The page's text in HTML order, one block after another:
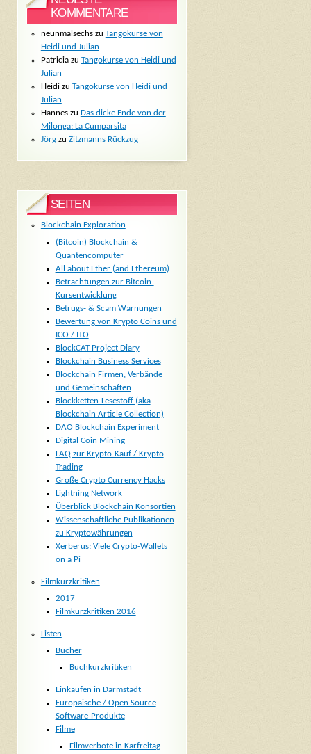
KOMMENTARE
neunmalsechszu Tangokurse von
Heidi und Julian
Patriciazu Tangokurse von Heidi und
Julian
Heidizu Tangokurse von Heidi und
Julian
Hanneszu Das dicke Ende von der
Milonga: La Cumparsita
Jörgzu Zitzmanns Rückzug
SEITEN
Blockchain Exploration
(Bitcoin) Blockchain &
Quantencomputer
All about Ether (and Ethereum)
Betrachtungen zur Bitcoin-
Kursentwicklung
Betrugs- & Scam Warnungen
Bewertung von Krypto Coins und
ICO / ITO
BlockCAT Project Diary
Blockchain Business Services
Blockchain Firmen, Verbände
und Gemeinschaften
Blockketten-Lesestoff (aka
Blockchain Article Collection)
DAO Blockchain Experiment
Digital Coin Mining
FAQ zur Krypto-Kauf / Krypto
Trading
Große Crypto Currency Hacks
Lightning Network
Überblick Blockchain Konsortien
Wissenschaftliche Publikationen
zu Kryptowährungen
Xerberus: Viele Crypto-Wallets
on a Pi
Filmkurzkritiken
2017
Filmkurzkritiken 2016
Listen
Bücher
Buchkurzkritiken
Einkaufen in Darmstadt
Europäische / Open Source
Software-Produkte
Filme
Filmverbote in Karfreitag